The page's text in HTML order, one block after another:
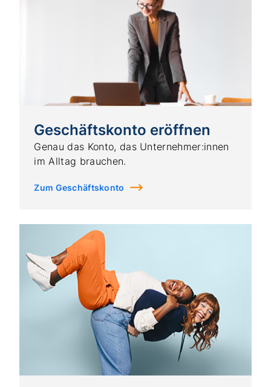
Geschäftskonto eröffnen
Genau das Konto, das Unternehmer:innen
im Alltag brauchen.
Zum Geschäftskonto